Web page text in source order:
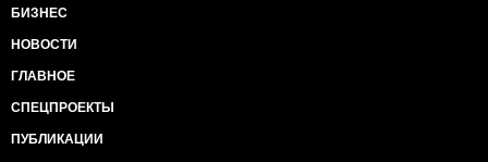
БИЗНЕС
НОВОСТИ
ГЛАВНОЕ
СПЕЦПРОЕКТЫ
ПУБЛИКАЦИИ